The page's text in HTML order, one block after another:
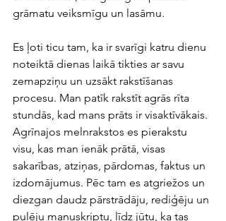
grāmatu veiksmīgu un lasāmu.
Es ļoti ticu tam, ka ir svarīgi katru dienu
noteiktā dienas laikā tikties ar savu
zemapziņu un uzsākt rakstīšanas
procesu. Man patīk rakstīt agrās rīta
stundās, kad mans prāts ir visaktīvākais.
Agrīnajos melnrakstos es pierakstu
visu, kas man ienāk prātā, visas
sakarības, atziņas, pārdomas, faktus un
izdomājumus. Pēc tam es atgriežos un
diezgan daudz pārstrādāju, rediģēju un
pulēju manuskriptu, līdz jūtu, ka tas